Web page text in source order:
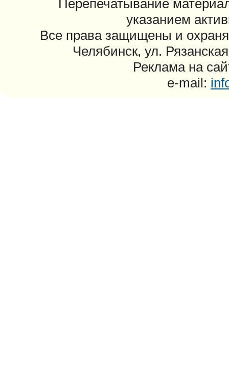
Перепечатывание
указанием
Все права защищены и
Челябинск, ул.
Реклама на
e-mail: